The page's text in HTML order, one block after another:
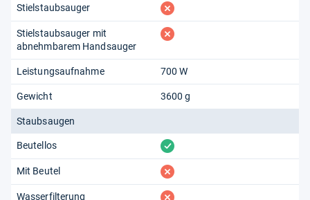
Stielstaubsauger fehlt
Stielstaubsauger mit
abnehmbarem Handsauger
fehlt
Leistungsaufnahme 700 W
Gewicht 3600 g
Staubsaugen
Beutellos vorhanden
Mit Beutel fehlt
Wasserfilterung fehlt